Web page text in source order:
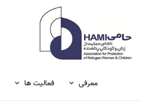
معرفی فعالیت ها